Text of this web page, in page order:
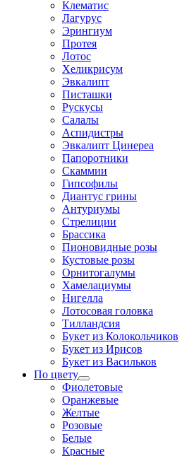
Клематис
Лагурус
Эрингиум
Протея
Лотос
Хеликрисум
Эвкалипт
Писташки
Рускусы
Салалы
Аспидистры
Эвкалипт Цинереа
Папоротники
Скаммии
Гипсофилы
Диантус грины
Антуриумы
Стрелиции
Брассика
Пионовидные розы
Кустовые розы
Орнитогалумы
Хамелациумы
Нигелла
Лотосовая головка
Тилландсия
Букет из Колокольчиков
Букет из Ирисов
Букет из Васильков
По цвету
Фиолетовые
Оранжевые
Желтые
Розовые
Белые
Красные